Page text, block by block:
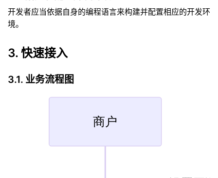
开发者应当依据自身的编程语言来构建并配置相应的开发环
境。
3. 快速接入
3.1. 业务流程图